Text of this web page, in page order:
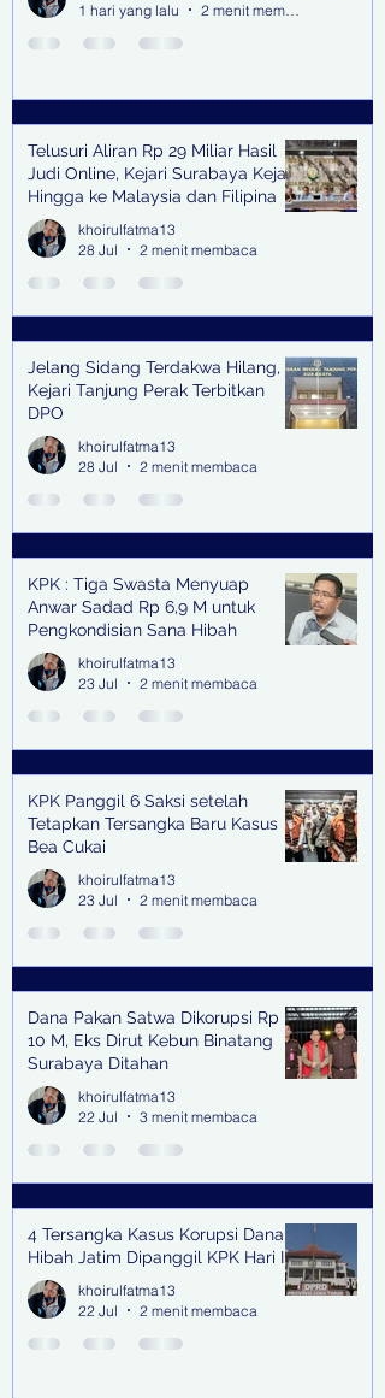
1 hari yang lalu
Telusuri Aliran Rp 29 Miliar Hasil
Judi Online, Kejari Surabaya Kejar
Hingga ke Malaysia dan Filipina
khoirulfatma13
28 Jul
2 menit membaca
Jelang Sidang Terdakwa Hilang,
Kejari Tanjung Perak Terbitkan
DPO
khoirulfatma13
28 Jul
2 menit membaca
KPK : Tiga Swasta Menyuap
Anwar Sadad Rp 6,9 M untuk
Pengkondisian Sana Hibah
khoirulfatma13
23 Jul
2 menit membaca
KPK Panggil 6 Saksi setelah
Tetapkan Tersangka Baru Kasus
Bea Cukai
khoirulfatma13
23 Jul
2 menit membaca
Dana Pakan Satwa Dikorupsi Rp
10 M, Eks Dirut Kebun Binatang
Surabaya Ditahan
khoirulfatma13
22 Jul
3 menit membaca
4 Tersangka Kasus Korupsi Dana
Hibah Jatim Dipanggil KPK Hari Ini
khoirulfatma13
22 Jul
2 menit membaca